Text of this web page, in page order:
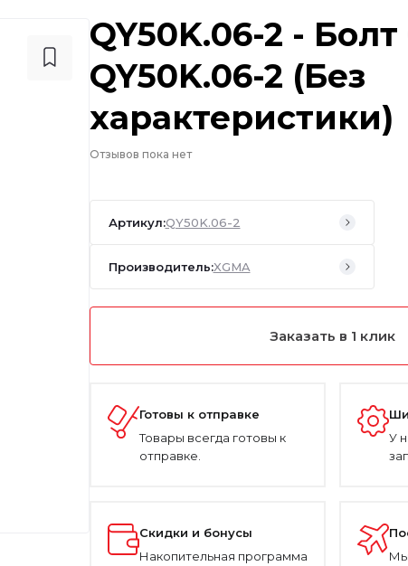
QY50K.06-2 -
QY50K.06-2 (Без
характеристики)
Отзывов пока нет
Артикул:QY50K.06-2
Производитель:XGMA
Заказать в 1 клик
Готовы к отправке
Товары всегда готовы к
отправке.
У
Скидки и бонусы
Накопительная программа
Мы